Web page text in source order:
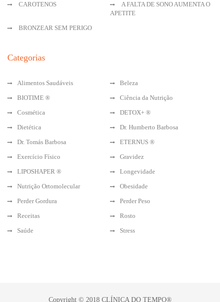
CAROTENOS
A FALTA DE SONO AUMENTA O
APETITE
BRONZEAR SEM PERIGO
Categorias
Alimentos Saudáveis
Beleza
BIOTIME ®
Ciência da Nutrição
Cosmética
DETOX+ ®
Dietética
Dr. Humberto Barbosa
Dr. Tomás Barbosa
ETERNUS ®
Exercício Físico
Gravidez
LIPOSHAPER ®
Longevidade
Nutrição Ortomolecular
Obesidade
Perder Gordura
Perder Peso
Receitas
Rosto
Saúde
Stress
Copyright © 2018 CLÍNICA DO TEMPO®